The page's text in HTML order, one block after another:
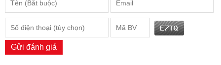
- Miễn phí công thay thếmàn hình Laptop HP Pavilion 15-EG
EG0505TU EG2059TU EG2062TU EG0541TU EG0542TU 15.6
Inch FHD 1920X1080 IPStại cửa hàng Hùng Anh
- Thaymàn hình Laptop HP Pavilion 15-EG EG0505TU
Gửi đánh giá